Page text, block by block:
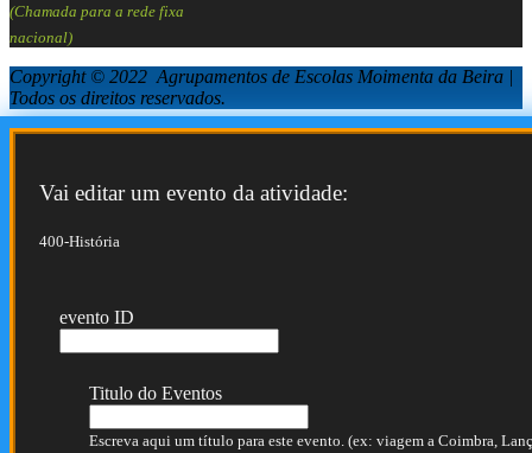
(Chamada para a rede fixa
nacional)
Copyright © 2022 Agrupamentos de Escolas Moimenta da Beira |
Todos os direitos reservados.
Vai editar um evento da atividade:
400-História
evento ID
Titulo do Eventos
Escreva aqui um título para este evento. (ex: viagem a Coimbra,